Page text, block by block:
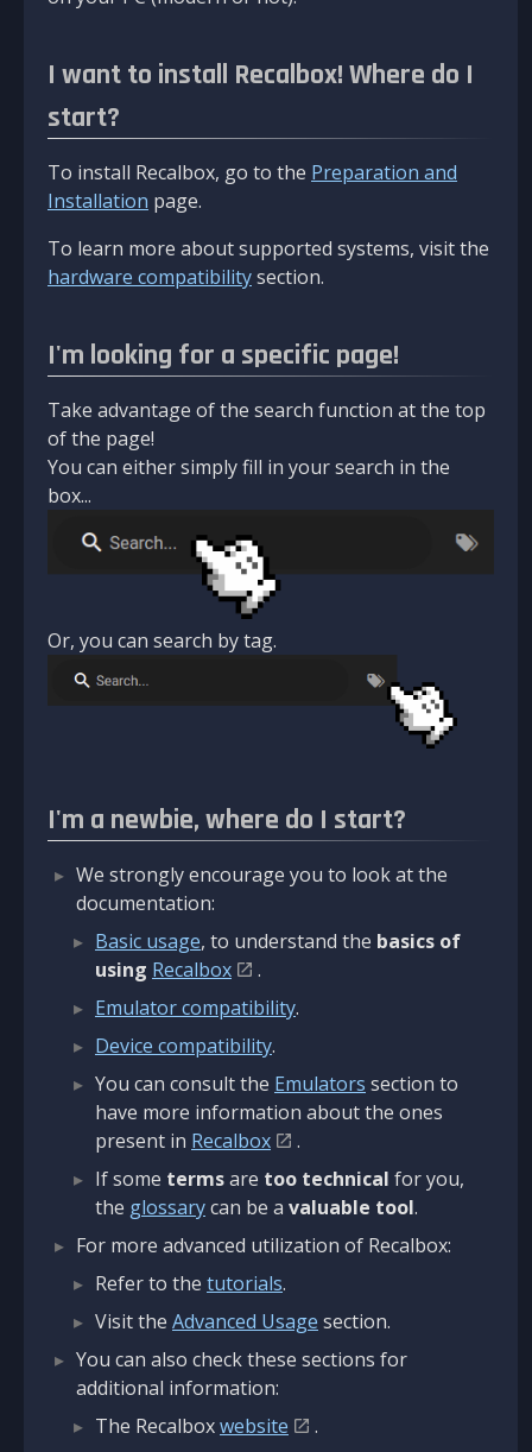
I want to install Recalbox! Where do I
start?
To install Recalbox, go to the Preparation and
Installation page.
To learn more about supported systems, visit the
hardware compatibilitysection.
I'm looking for a specific page!
Take advantage of the search function at the top
of the page!
You can either simply fill in your search in the
box...
Or, you can search by tag.
I'm a newbie, where do I start?
We strongly encourage you to look at the
documentation:
Basic usage, to understand the basics of
using Recalbox
.
Emulator compatibility.
Device compatibility.
You can consult the Emulators section to
have more information about the ones
present in Recalbox
.
If some termsare too technical for you,
the glossarycan be a valuable tool.
For more advanced utilization of Recalbox:
Refer to the tutorials.
Visit the Advanced Usage section.
You can also check these sections for
additional information:
The Recalboxwebsite
.